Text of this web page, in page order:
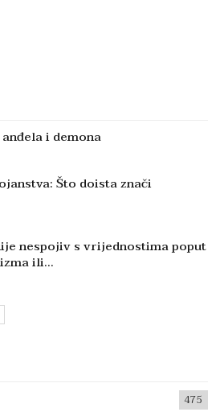
i demona
Što doista znači
nespojiv s vrijednostima poput
ili…
475